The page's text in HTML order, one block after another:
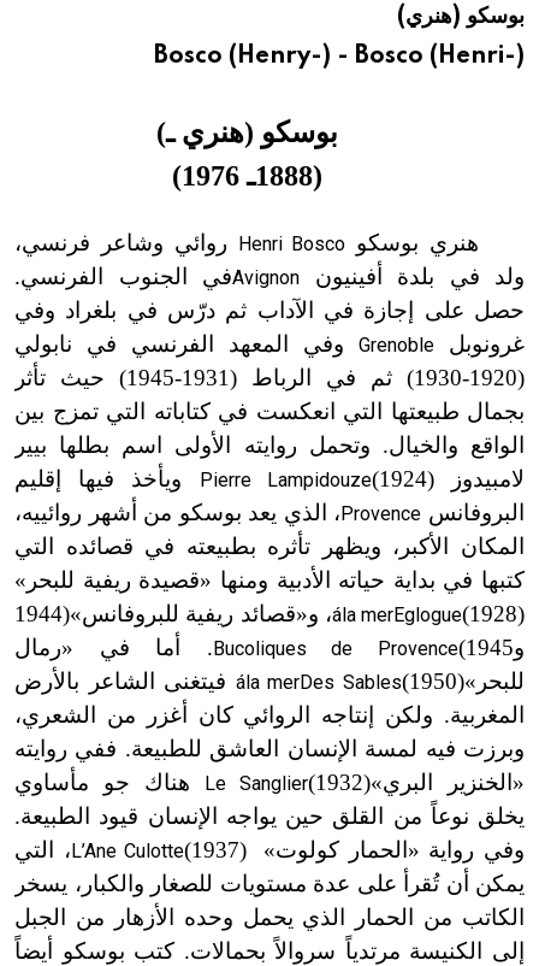
هيئة الموسوعة العربية تطلق موسوعات جديدة في عام 2026بوسكو (هنري)
Bosco (Henry-) - Bosco (Henri-)
بوسكو (هنري ـ)
(
1888ـ1976)
هنري بوسكو Henri Bosco
روائي وشاعر فرنسي،
ولد في بلدة أفينيون Avignonفي الجنوب الفرنسي.
حصل على إجازة في الآداب ثم درّس في بلغراد وفي
غرونوبل Grenoble وفي المعهد الفرنسي في نابولي
(
1920
-1930) ثم في الرباط (1931 -
1945) حيث تأثر
بجمال طبيعتها التي انعكست في كتاباته التي تمزج بين
الواقع والخيال. وتحمل روايته الأولى اسم بطلها بيير
لامبيدوز(1924
)
Pierre Lampidouze
ويأخذ فيها إقليم
البروفانس Provence ، الذي يعد بوسكو من أشهر روائييه،
المكان الأكبر، ويظهر تأثره بطبيعته في قصائده التي
كتبها في بداية حياته الأدبية ومنها «قصيدة ريفية للبحر»
(1928
)
Eglogue
ála mer، و«قصائد ريفية للبروفانس»(1944
و1945)
Bucoliques de Provence . أما في «رمال
للبحر»(1950
)
Des Sables
ála mer فيتغنى الشاعر بالأرض
المغربية. ولكن إنتاجه الروائي كان أغزر من الشعري،
وبرزت فيه لمسة الإنسان العاشق للطبيعة. ففي روايته
«الخنزير البري»(1932
)
Le Sanglier
هناك جو مأساوي
يخلق نوعاً من القلق حين يواجه الإنسان قيود الطبيعة.
وفي رواية «الحمار كولوت»
(1937
)
L’Ane Culotte ، التي
يمكن أن تُقرأ على عدة مستويات للصغار والكبار، يسخر
الكاتب من الحمار الذي يحمل وحده الأزهار من الجبل
إلى الكنيسة مرتدياً سروالاً بحمالات. كتب بوسكو أيضاً